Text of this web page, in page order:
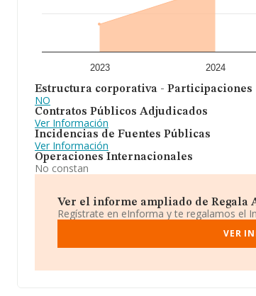
2023 2024
Estructura corporativa - Participaciones
NO
Contratos Públicos Adjudicados
Ver Información
Incidencias de Fuentes Públicas
Ver Información
Operaciones Internacionales
No constan
Ver el informe ampliado de Regala
Regístrate en eInforma y te regalamos el
VER